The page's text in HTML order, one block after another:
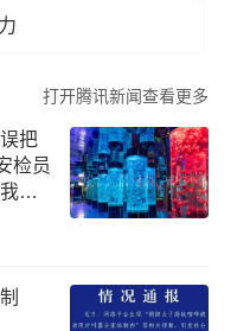
打开腾讯新闻查看更多
把
检员
遇